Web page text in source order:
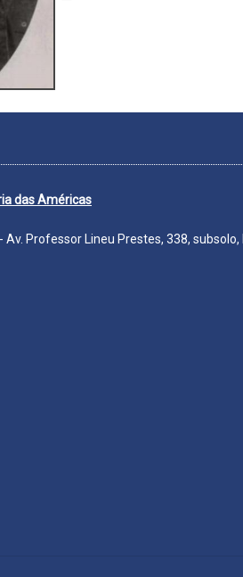
das Américas
Professor Lineu Prestes, 338,